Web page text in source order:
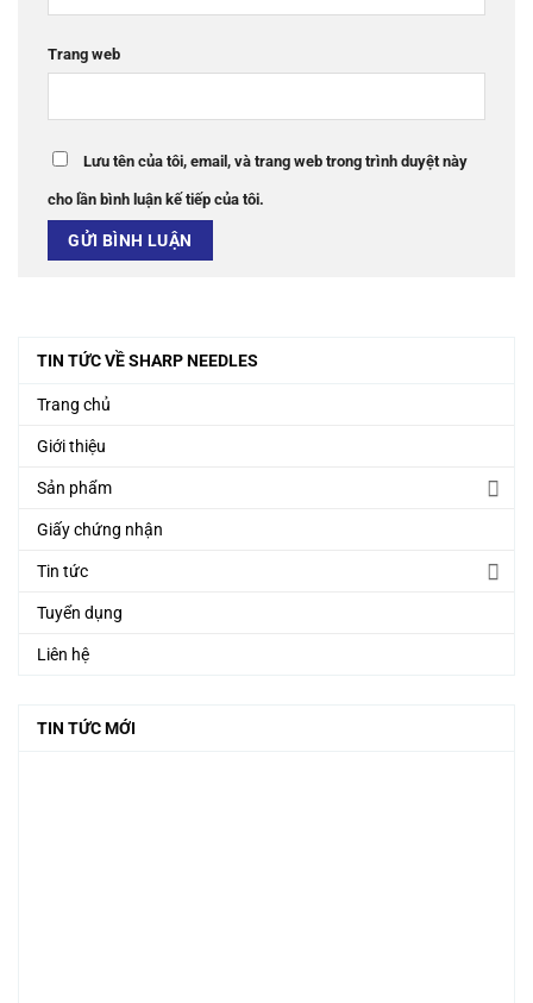
TIN TỨC VỀ SHARP NEEDLES
Trang chủ
Giới thiệu
Sản phẩm
Giấy chứng nhận
Tin tức
Tuyển dụng
Liên hệ
TIN TỨC MỚI
Trang web
Lưu tên của tôi, email, và trang web trong trình duyệt này
cho lần bình luận kế tiếp của tôi.